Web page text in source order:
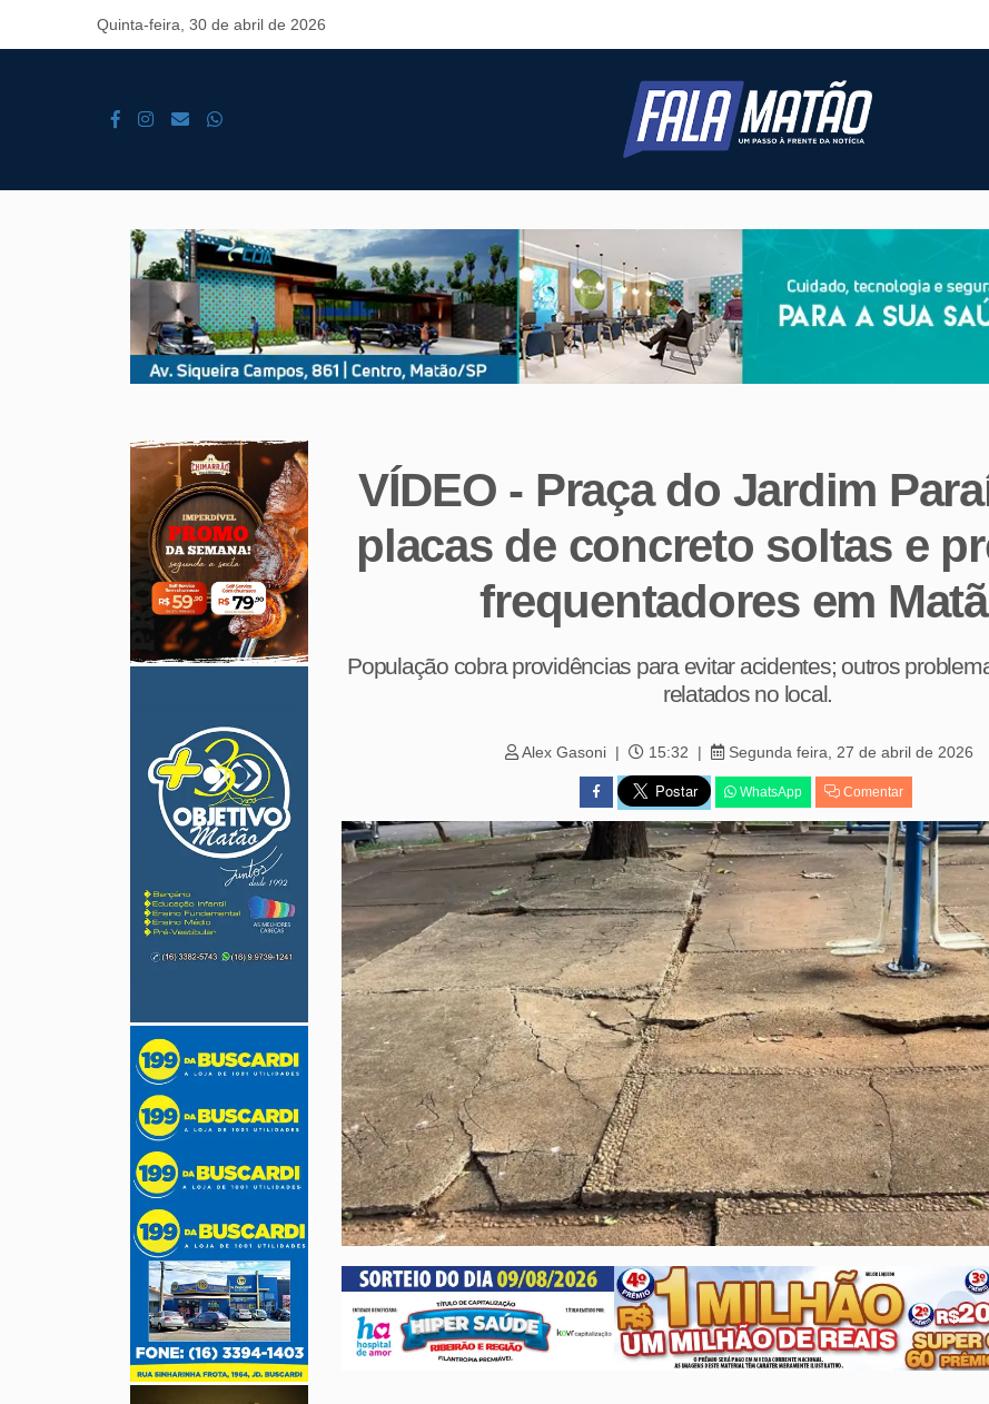
Quinta-feira, 30 de abril de 2026
VÍDEO - Praça do Jardim
placas de concreto soltas e
frequentadores em
População cobra providências para evitar acidentes; outros
relatados no local.
Alex Gasoni 15:32 Segunda feira, 27 de abril de 2026
WhatsApp Comentar